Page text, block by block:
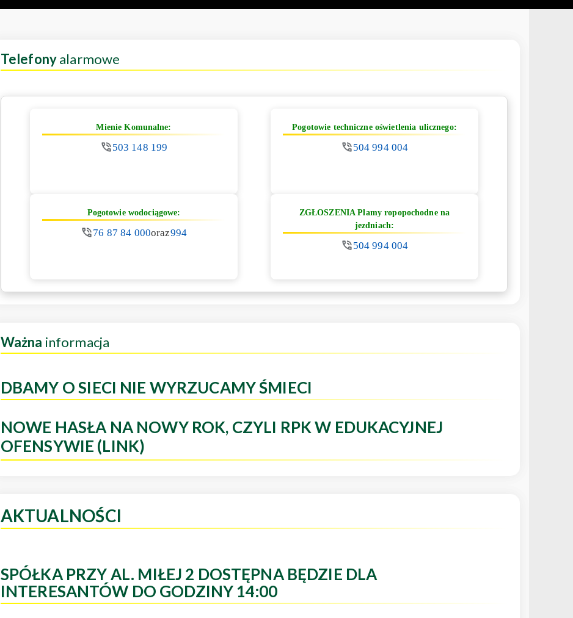
Telefonyalarmowe
Mienie Komunalne:
503 148 199
Pogotowie techniczne oświetlenia ulicznego:
504 994 004
Pogotowie wodociągowe:
76 87 84 000oraz994
ZGŁOSZENIA Plamy ropopochodne na
jezdniach:
504 994 004
Ważna informacja
DBAMY O SIECI NIE WYRZUCAMY ŚMIECI
NOWE HASŁA NA NOWY ROK, CZYLI RPK W EDUKACYJNEJ
OFENSYWIE (LINK)
AKTUALNOŚCI
SPÓŁKA PRZY AL. MIŁEJ 2 DOSTĘPNA BĘDZIE DLA
INTERESANTÓW DO GODZINY 14:00